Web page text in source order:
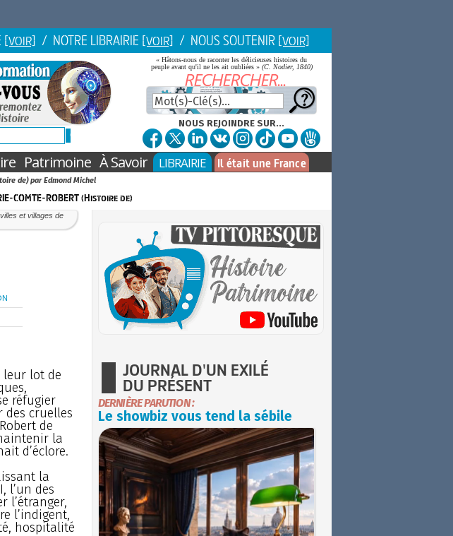
[VOIR] / NOTRE LIBRAIRIE [VOIR] / NOUS SOUTENIR [VOIR]
« Hâtons-nous de raconter les délicieuses histoires du
peuple avant qu'il ne les ait oubliées » (C. Nodier, 1840)
NOUS REJOINDRE SUR...
Patrimoine À Savoir LIBRAIRIE Il était une France
de) par Edmond Michel
COMTE-ROBERT (Histoire de)
et villages de
leur lot de
réfugier
des cruelles
de
la
d’éclore.
la
l’un des
l’étranger,
l’indigent,
hospitalité
JOURNAL D'UN EXILÉ
DU PRÉSENT
DERNIÈRE PARUTION :
Le showbiz vous tend la sébile